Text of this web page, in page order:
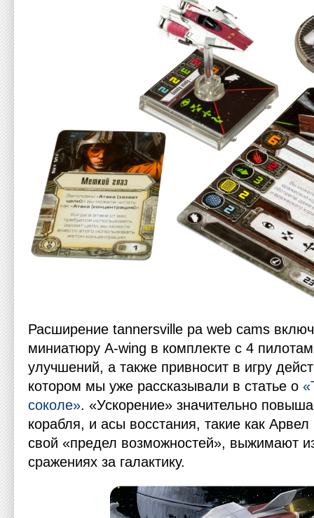
Расширение tannersville pa web cams
миниатюру А-wing в комплекте с 4
улучшений, а также привносит в игру
котором мы уже рассказывали в статье о
соколе». «Ускорение» значительно
корабля, и асы восстания, такие как
свой «предел возможностей», выжимают
сражениях за галактику.